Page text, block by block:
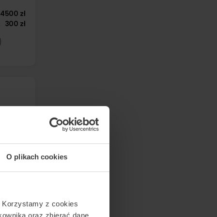
O plikach cookies
z cookies
oraz zbierać dane
4500 zł
300 zł
300 zł